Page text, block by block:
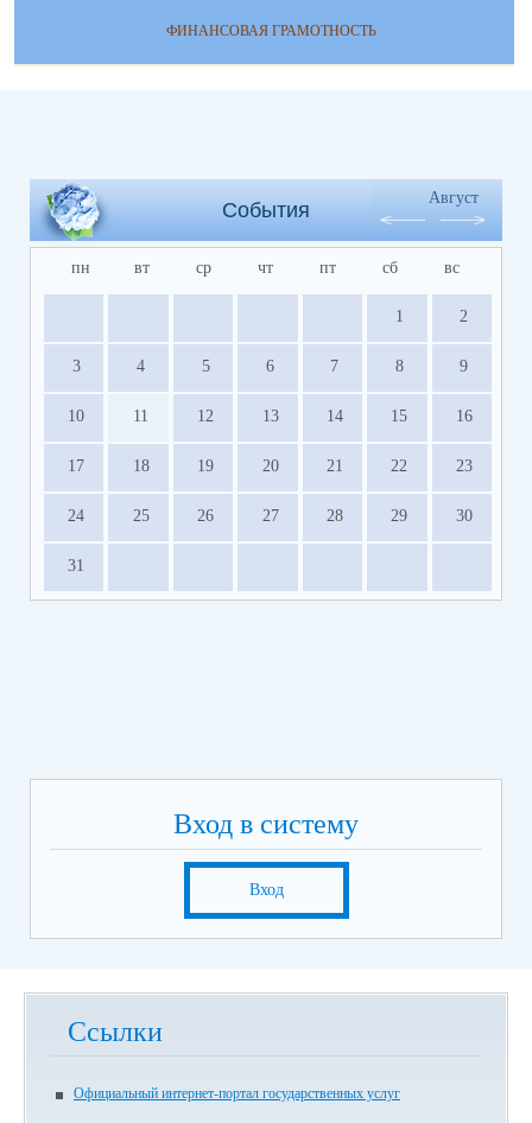
ФИНАНСОВАЯ ГРАМОТНОСТЬ
События
Август
пн вт ср чт пт сб вс
1 2
3 4 5 6 7 8 9
10 11 12 13 14 15 16
17 18 19 20 21 22 23
24 25 26 27 28 29 30
31
Вход в систему
Вход
Ссылки
Официальный интернет-портал государственных услуг